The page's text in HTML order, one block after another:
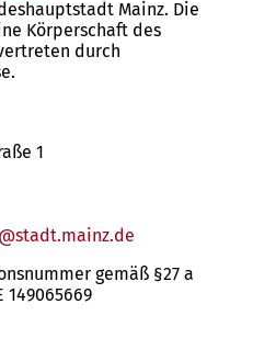
Mainz. Die
Körperschaft des
durch
1
stadt.mainz de
gemäß §27 a
149065669